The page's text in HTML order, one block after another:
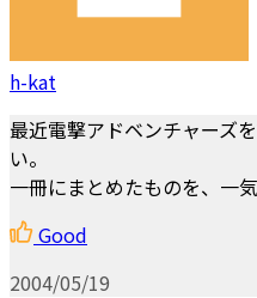
h-kat
最近電撃アドベンチャーズ
い。
一冊にまとめたものを、一
Good
2004/05/19